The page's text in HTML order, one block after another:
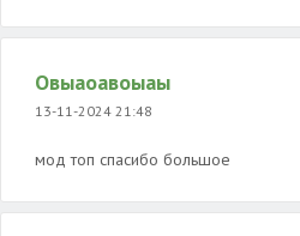
Овыаоавоыаы
13-11-2024 21:48
мод топ спасибо большое